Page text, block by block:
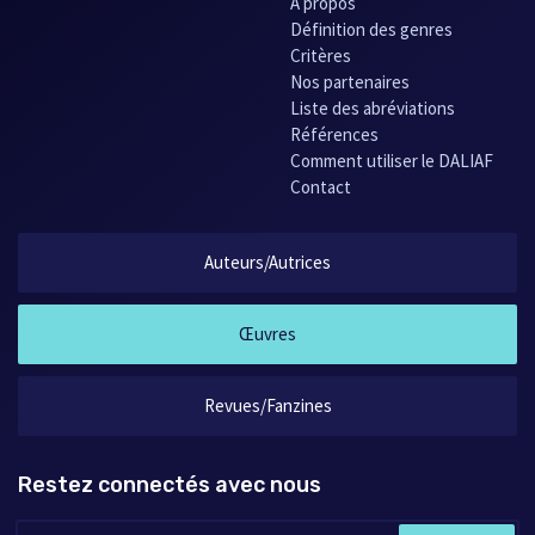
au terrifiant sentiment d’enfermement qui se
dégage de sa descente infernale pour frapper de plein fouet
le lecteur. Et alors qu’Armand affronte ses peurs d’antan
provenant de la lecture de certains passages duPeuple
d’Arthur Machen, je n’ai pu m’empêcher de penser au
souffle puissant de « La Ruelle ténébreuse » de Jean Ray,
ou encore à son « Psautier de Mayence » qui, à l’époque,
émotion alors que, avec Armand, je descendais toujours plus
Que dire de la façon dont l’auteur boucle son histoire, sinon
l’état de grâce, qu’on se prend à croire qu’il y a de la
sécheresse dans cette conclusion, qu’il y manque un je-ne-
sais-quoi qui nous laisse sur notre appétit. Mais peut-être
est-ce en réaction à la force des séquences précédentes ?
en réussissant à éliminer tous les petits accrocs qu’il contient
Définition des genres
Critères
Nos partenaires
Liste des abréviations
Références
Comment utiliser le DALIAF
Contact
Auteurs/Autrices
Œuvres
Revues/Fanzines
Restez connectés avec nous